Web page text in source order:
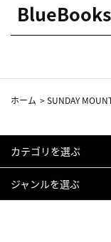
ホーム >SUNDAY
カテゴリを選ぶ
ジャンルを選ぶ